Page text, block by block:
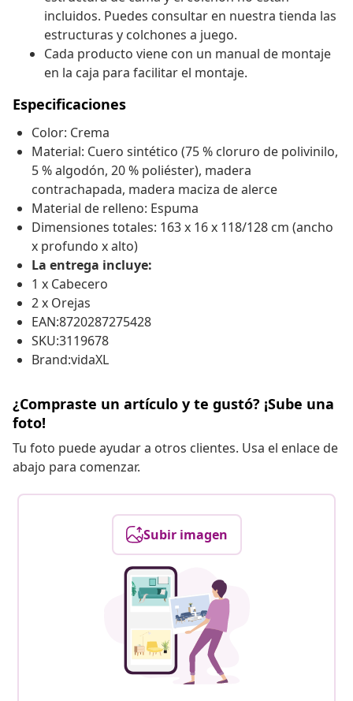
incluidos. Puedes consultar en nuestra tienda las
estructuras y colchones a juego.
Cada producto viene con un manual de montaje
en la caja para facilitar el montaje.
Especificaciones
Color: Crema
Material: Cuero sintético (75 % cloruro de polivinilo,
5 % algodón, 20 % poliéster), madera
contrachapada, madera maciza de alerce
Material de relleno: Espuma
Dimensiones totales: 163 x 16 x 118/128 cm (ancho
x profundo x alto)
La entrega incluye:
1 x Cabecero
2 x Orejas
EAN:8720287275428
SKU:3119678
Brand:vidaXL
¿Compraste un artículo y te gustó? ¡Sube una
foto!
Tu foto puede ayudar a otros clientes. Usa el enlace de
abajo para comenzar.
Subir imagen